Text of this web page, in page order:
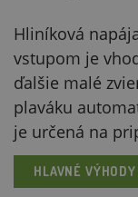
Hliníková
vstupom je
ďalšie malé
plaváku
je určená na
HLAVNÉ VÝHODY